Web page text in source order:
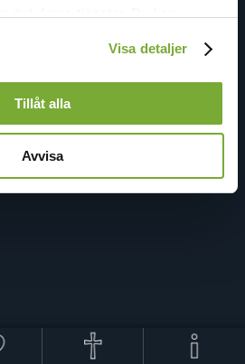
-länken i nedre delen
Visa detaljer
Tillåt alla
Avvisa